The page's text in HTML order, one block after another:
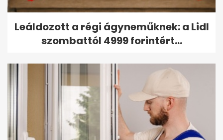
Leáldozott a régi ágyneműknek: a Lidl
szombattól 4999 forintért...